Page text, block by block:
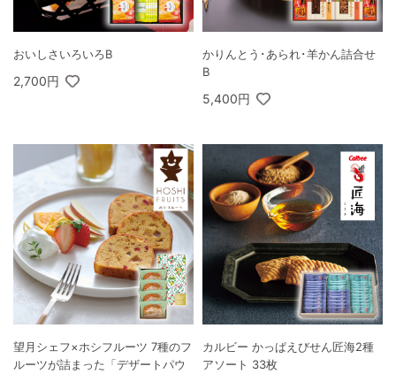
おいしさいろいろB
2,700円
かりんとう･あられ･羊かん詰合せ
B
5,400円
望月シェフ×ホシフルーツ 7種のフ
ルーツが詰まった「デザートパウ
カルビー かっぱえびせん匠海2種
アソート 33枚